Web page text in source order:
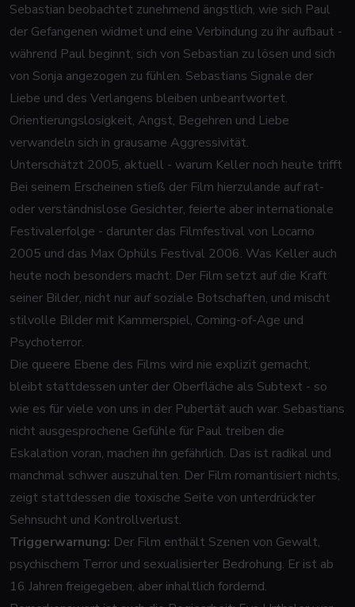
Sebastian beobachtet zunehmend ängstlich, wie sich Paul
der Gefangenen widmet und eine Verbindung zu ihr aufbaut -
während Paul beginnt, sich von Sebastian zu lösen und sich
von Sonja angezogen zu fühlen. Sebastians Signale der
Liebe und des Verlangens bleiben unbeantwortet.
Orientierungslosigkeit, Angst, Begehren und Liebe
verwandeln sich in grausame Aggressivität.
Unterschätzt 2005, aktuell - warum Keller noch heute trifft
Bei seinem Erscheinen stieß der Film hierzulande auf rat-
oder verständnislose Gesichter, feierte aber internationale
Festivalerfolge - darunter das Filmfestival von Locarno
2005 und das Max Ophüls Festival 2006. Was Keller auch
heute noch besonders macht: Der Film setzt auf die Kraft
seiner Bilder, nicht nur auf soziale Botschaften, und mischt
stilvolle Bilder mit Kammerspiel, Coming-of-Age und
Psychoterror.
Die queere Ebene des Films wird nie explizit gemacht,
bleibt stattdessen unter der Oberfläche als Subtext - so
wie es für viele von uns in der Pubertät auch war. Sebastians
nicht ausgesprochene Gefühle für Paul treiben die
Eskalation voran, machen ihn gefährlich. Das ist radikal und
manchmal schwer auszuhalten. Der Film romantisiert nichts,
zeigt stattdessen die toxische Seite von unterdrückter
Sehnsucht und Kontrollverlust.
Triggerwarnung: Der Film enthält Szenen von Gewalt,
psychischem Terror und sexualisierter Bedrohung. Er ist ab
16 Jahren freigegeben, aber inhaltlich fordernd.